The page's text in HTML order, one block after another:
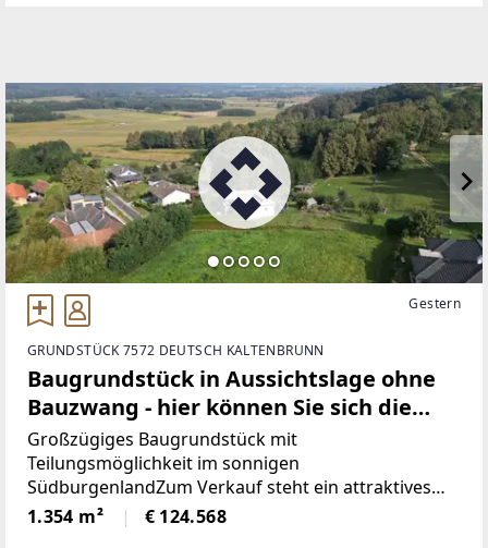
Gestern
GRUNDSTÜCK 7572 DEUTSCH KALTENBRUNN
Baugrundstück in Aussichtslage ohne
Bauzwang - hier können Sie sich die
Grundstücksgröße noch aussuchen!
Großzügiges Baugrundstück mit
Teilungsmöglichkeit im sonnigen
SüdburgenlandZum Verkauf steht ein attraktives
Baugrundstück mit einer Gesamtfläche von 5.418
m² in schöner, sonniger Ruhelage. Das Grundstück
1.354 m² € 124.568